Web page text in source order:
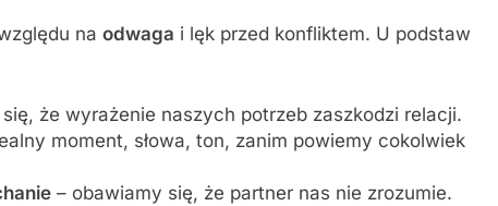
na odwaga i lęk przed konfliktem. U podstaw
że wyrażenie naszych potrzeb zaszkodzi relacji.
moment, słowa, ton, zanim powiemy cokolwiek
– obawiamy się, że partner nas nie zrozumie.